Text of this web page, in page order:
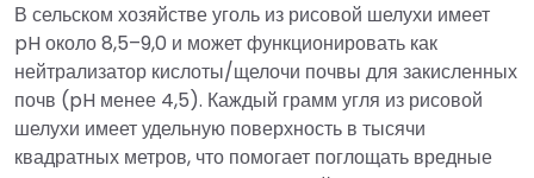
В сельском хозяйстве уголь из рисовой шелухи имеет
pH около 8,5–9,0 и может функционировать как
нейтрализатор кислоты/щелочи почвы для закисленных
почв (pH менее 4,5). Каждый грамм угля из рисовой
шелухи имеет удельную поверхность в тысячи
квадратных метров, что помогает поглощать вредные